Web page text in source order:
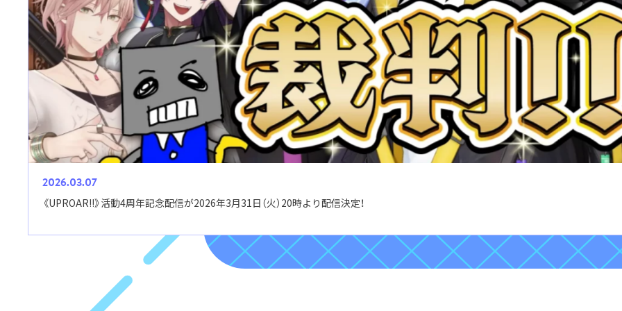
2026.03.07
《UPROAR!!》活動4周年記念配信が2026年3月31日（火）20時より配信決定！